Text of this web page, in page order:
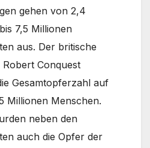
gehen von 2,4
7,5 Millionen
aus. Der britische
Conquest
Gesamtopferzahl auf
Millionen Menschen.
neben den
auch die Opfer der